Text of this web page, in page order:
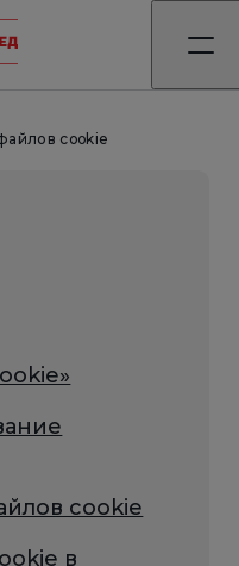
cookie
cookie
в